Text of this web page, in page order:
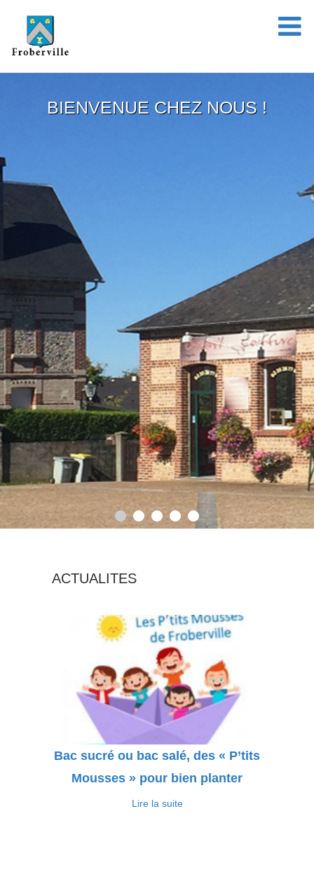
BIENVENUE CHEZ NOUS !
ACTUALITES
Bac sucré ou bac salé, des « P’tits
Mousses » pour bien planter
Lire la suite